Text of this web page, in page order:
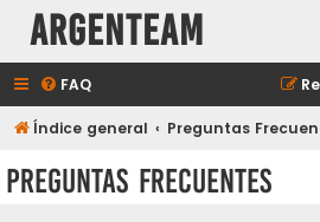
aRGENTeaM
FAQ
Índice general Preguntas
Preguntas Frecuentes